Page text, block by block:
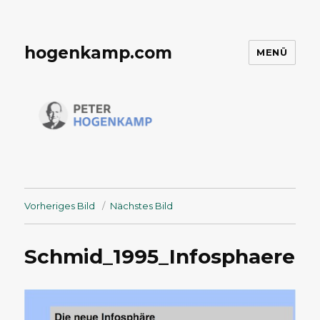
hogenkamp.com MENÜ
Vorheriges Bild Nächstes Bild
Schmid_1995_Infosphaere